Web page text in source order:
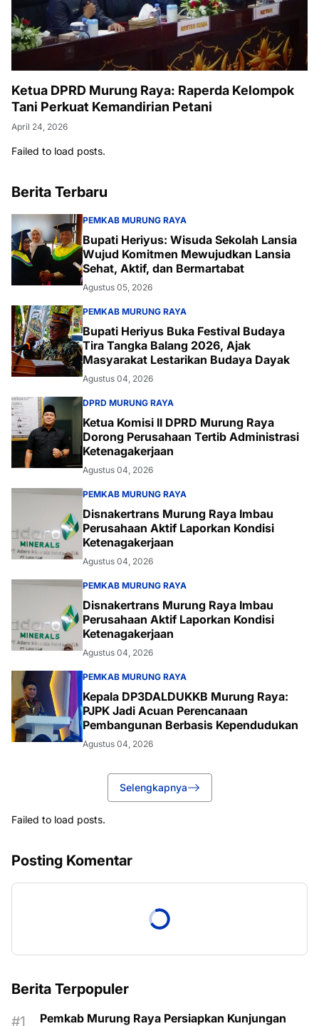
Ketua DPRD Murung Raya: Raperda Kelompok
Tani Perkuat Kemandirian Petani
April 24, 2026
Failed to load posts.
Berita Terbaru
PEMKAB MURUNG RAYA
Bupati Heriyus: Wisuda Sekolah Lansia
Wujud Komitmen Mewujudkan Lansia
Sehat, Aktif, dan Bermartabat
Agustus 05, 2026
PEMKAB MURUNG RAYA
Bupati Heriyus Buka Festival Budaya
Tira Tangka Balang 2026, Ajak
Masyarakat Lestarikan Budaya Dayak
Agustus 04, 2026
DPRD MURUNG RAYA
Ketua Komisi II DPRD Murung Raya
Dorong Perusahaan Tertib Administrasi
Ketenagakerjaan
Agustus 04, 2026
PEMKAB MURUNG RAYA
Disnakertrans Murung Raya Imbau
Perusahaan Aktif Laporkan Kondisi
Ketenagakerjaan
Agustus 04, 2026
PEMKAB MURUNG RAYA
Disnakertrans Murung Raya Imbau
Perusahaan Aktif Laporkan Kondisi
Ketenagakerjaan
Agustus 04, 2026
PEMKAB MURUNG RAYA
Kepala DP3DALDUKKB Murung Raya:
PJPK Jadi Acuan Perencanaan
Pembangunan Berbasis Kependudukan
Agustus 04, 2026
Selengkapnya
Failed to load posts.
Posting Komentar
Berita Terpopuler
Pemkab Murung Raya Persiapkan Kunjungan